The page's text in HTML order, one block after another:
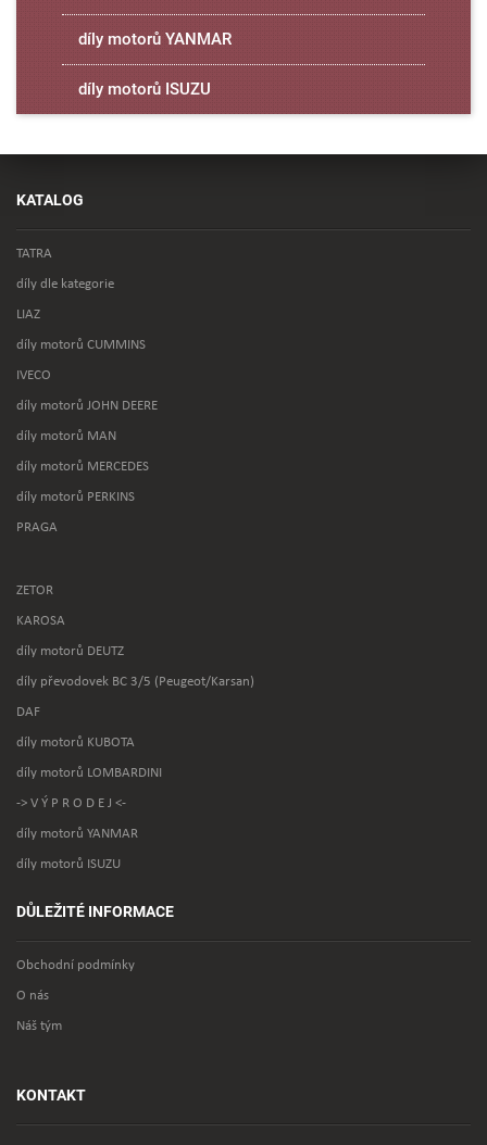
díly motorů YANMAR
díly motorů ISUZU
KATALOG
TATRA
díly dle kategorie
LIAZ
díly motorů CUMMINS
IVECO
díly motorů JOHN DEERE
díly motorů MAN
díly motorů MERCEDES
díly motorů PERKINS
PRAGA
ZETOR
KAROSA
díly motorů DEUTZ
díly převodovek BC 3/5 (Peugeot/Karsan)
DAF
díly motorů KUBOTA
díly motorů LOMBARDINI
-> V Ý P R O D E J <-
díly motorů YANMAR
díly motorů ISUZU
DŮLEŽITÉ INFORMACE
Obchodní podmínky
O nás
Náš tým
KONTAKT